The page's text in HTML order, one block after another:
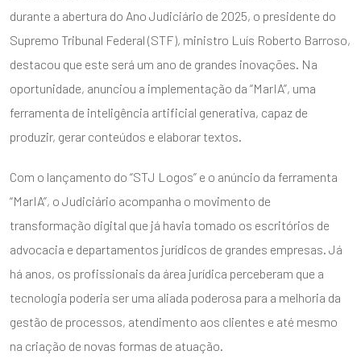
durante a abertura do Ano Judiciário de 2025, o presidente do
Supremo Tribunal Federal (STF), ministro Luís Roberto Barroso,
destacou que este será um ano de grandes inovações. Na
oportunidade, anunciou a implementação da “MarIA”, uma
ferramenta de inteligência artificial generativa, capaz de
produzir, gerar conteúdos e elaborar textos.
Com o lançamento do “STJ Logos” e o anúncio da ferramenta
“MarIA”, o Judiciário acompanha o movimento de
transformação digital que já havia tomado os escritórios de
advocacia e departamentos jurídicos de grandes empresas. Já
há anos, os profissionais da área jurídica perceberam que a
tecnologia poderia ser uma aliada poderosa para a melhoria da
gestão de processos, atendimento aos clientes e até mesmo
na criação de novas formas de atuação.